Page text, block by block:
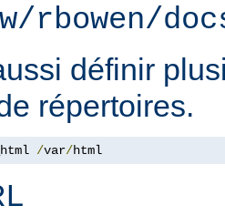
rbowen/
définir
répertoires.
/var/html